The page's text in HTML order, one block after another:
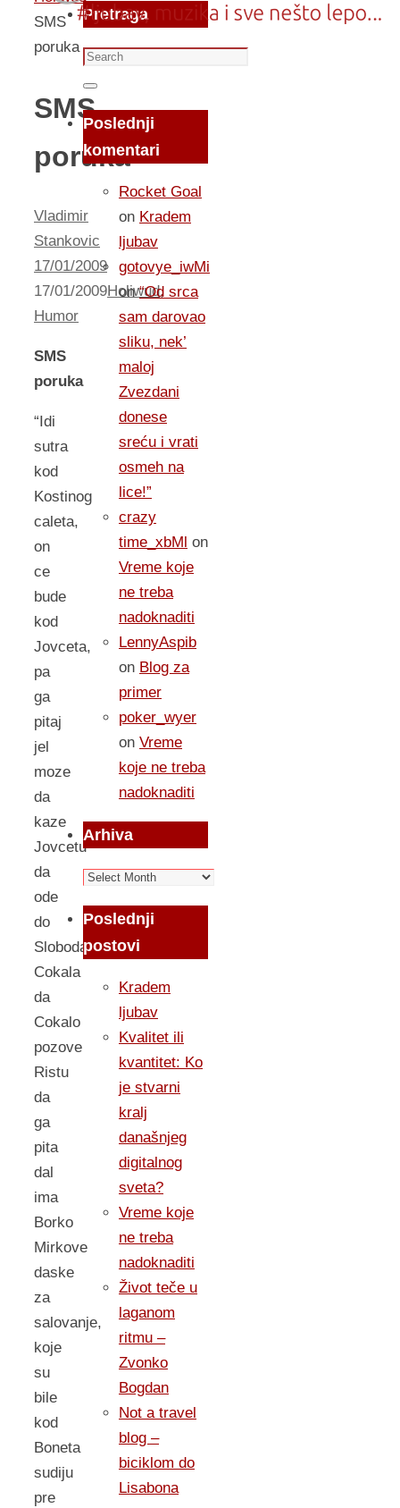
SMS
poruka
SMS
poruka
Vladimir
Stankovic
17/01/2009
17/01/2009Holiwud,
Humor
SMS
poruka
“Idi
sutra
kod
Kostinog
caleta,
on
ce
bude
kod
Jovceta,
pa
ga
pitaj
jel
moze
da
kaze
Jovcetu
da
ode
do
Slobodana
Cokala
da
Cokalo
pozove
Ristu
da
ga
pita
dal
ima
Borko
Mirkove
daske
za
salovanje,
koje
su
bile
kod
Boneta
sudiju
pre
Pretraga
Search
for:
Search
Poslednji
komentari
Rocket Goal
on Kradem
ljubav
gotovye_iwMi
on“Od srca
sam darovao
sliku, nek’
maloj
Zvezdani
donese
sreću i vrati
osmeh na
lice!”
crazy
time_xbMl on
Vreme koje
ne treba
nadoknaditi
LennyAspib
on Blog za
primer
poker_wyer
on Vreme
koje ne treba
nadoknaditi
Arhiva
Arhiva
Poslednji
postovi
Kradem
ljubav
Kvalitet ili
kvantitet: Ko
je stvarni
kralj
današnjeg
digitalnog
sveta?
Vreme koje
ne treba
nadoknaditi
Život teče u
laganom
ritmu –
Zvonko
Bogdan
Not a travel
blog –
biciklom do
Lisabona